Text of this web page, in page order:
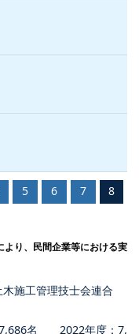
5 6 7 8
り、民間企業等における実
施工管理技士会連合
名 2022年度：7,